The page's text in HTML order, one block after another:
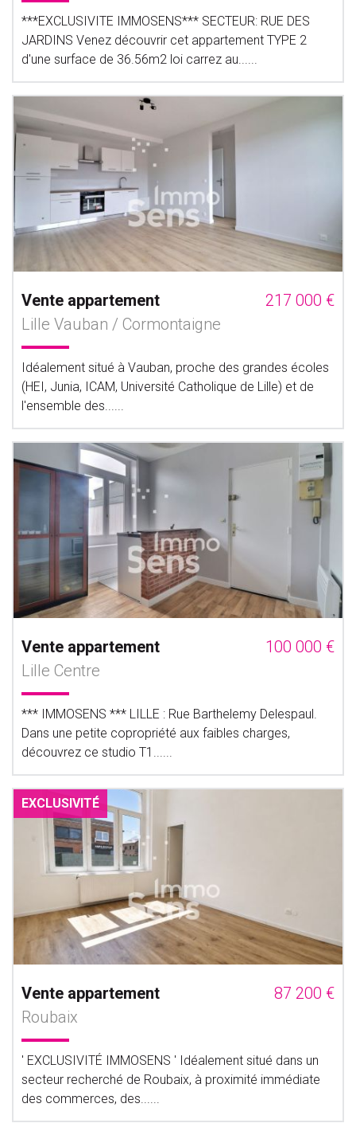
***EXCLUSIVITE IMMOSENS*** SECTEUR: RUE DES
JARDINS Venez découvrir cet appartement TYPE 2
d'une surface de 36.56m2 loi carrez au......
Vente appartement
217 000 €
Lille Vauban / Cormontaigne
Idéalement situé à Vauban, proche des grandes écoles
(HEI, Junia, ICAM, Université Catholique de Lille) et de
l'ensemble des......
Vente appartement
100 000 €
Lille Centre
*** IMMOSENS *** LILLE : Rue Barthelemy Delespaul.
Dans une petite copropriété aux faibles charges,
découvrez ce studio T1......
EXCLUSIVITÉ
Vente appartement
87 200 €
Roubaix
' EXCLUSIVITÉ IMMOSENS ' Idéalement situé dans un
secteur recherché de Roubaix, à proximité immédiate
des commerces, des......